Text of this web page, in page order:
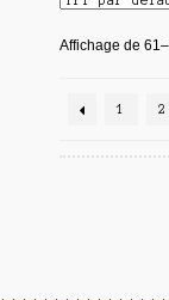
Affichage de
1 2